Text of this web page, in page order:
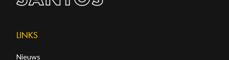
LINKS
Nieuws